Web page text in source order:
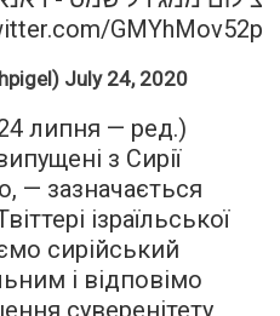
GMYhMov52p
July 24, 2020
липня — ред.)
з Сирії
— зазначається
ізраїльської
сирійський
і відповімо
суверенітету